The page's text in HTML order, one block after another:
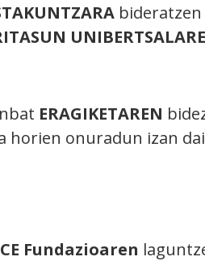
ERAGIKETAREN
horien onuradun izan
Fundazioaren